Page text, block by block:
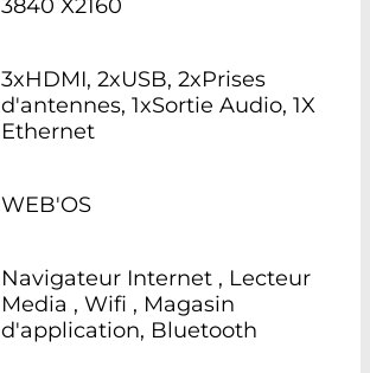
3840 X2160
3xHDMI, 2xUSB, 2xPrises
d'antennes, 1xSortie Audio, 1X
Ethernet
WEB'OS
Navigateur Internet , Lecteur
Media , Wifi , Magasin
d'application, Bluetooth